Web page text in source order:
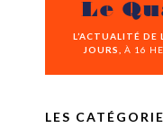
Le
L’ACTUALITÉ
JOURS,
À 16
LES